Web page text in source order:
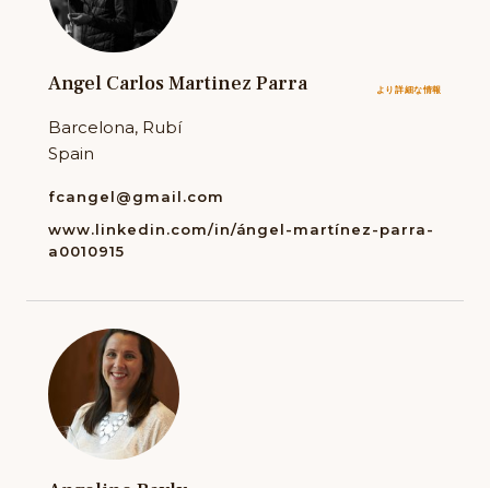
Angel Carlos Martinez Parra より詳細な情報
Barcelona, Rubí
Spain
fcangel@gmail.com
www.linkedin.com/in/ángel-martínez-parra-
a0010915